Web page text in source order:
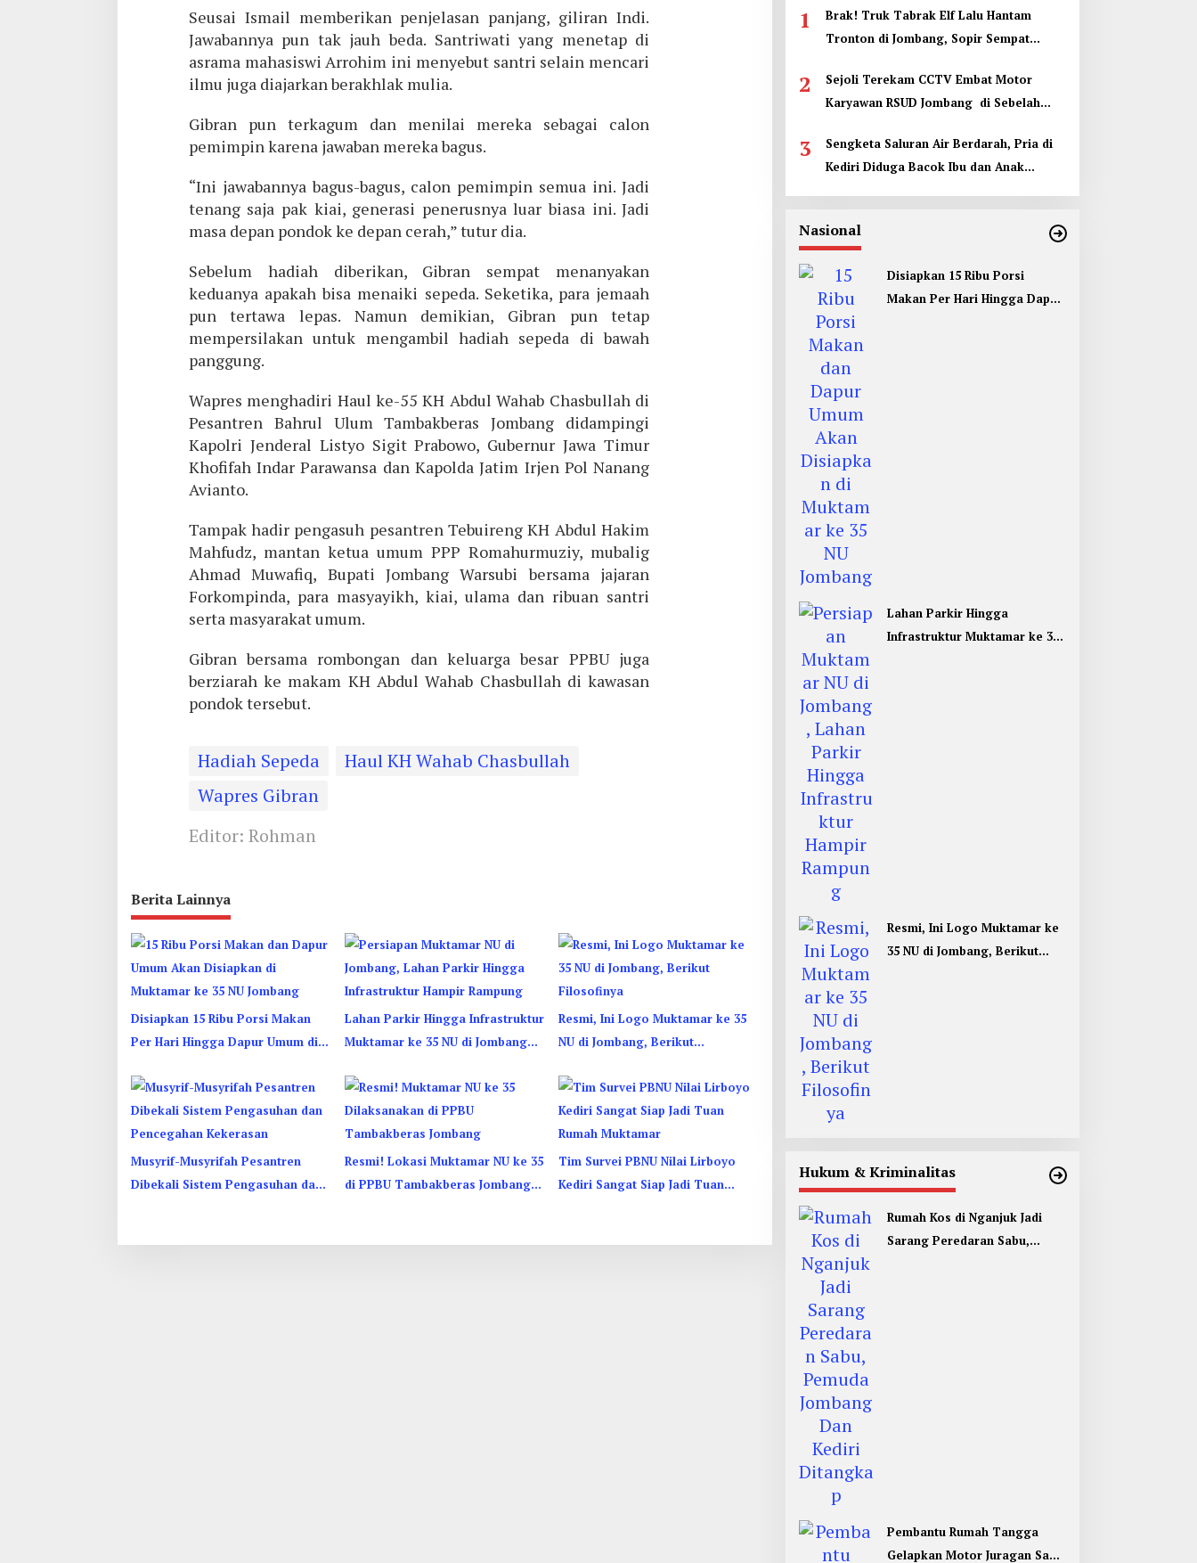
Seusai Ismail memberikan penjelasan panjang, giliran Indi.
Jawabannya pun tak jauh beda. Santriwati yang menetap di
asrama mahasiswi Arrohim ini menyebut santri selain mencari
ilmu juga diajarkan berakhlak mulia.
Gibran pun terkagum dan menilai mereka sebagai calon
pemimpin karena jawaban mereka bagus.
“Ini jawabannya bagus-bagus, calon pemimpin semua ini. Jadi
tenang saja pak kiai, generasi penerusnya luar biasa ini. Jadi
masa depan pondok ke depan cerah,” tutur dia.
Sebelum hadiah diberikan, Gibran sempat menanyakan
keduanya apakah bisa menaiki sepeda. Seketika, para jemaah
pun tertawa lepas. Namun demikian, Gibran pun tetap
mempersilakan untuk mengambil hadiah sepeda di bawah
panggung.
Wapres menghadiri Haul ke-55 KH Abdul Wahab Chasbullah di
Pesantren Bahrul Ulum Tambakberas Jombang didampingi
Kapolri Jenderal Listyo Sigit Prabowo, Gubernur Jawa Timur
Khofifah Indar Parawansa dan Kapolda Jatim Irjen Pol Nanang
Avianto.
Tampak hadir pengasuh pesantren Tebuireng KH Abdul Hakim
Mahfudz, mantan ketua umum PPP Romahurmuziy, mubalig
Ahmad Muwafiq, Bupati Jombang Warsubi bersama jajaran
Forkompinda, para masyayikh, kiai, ulama dan ribuan santri
serta masyarakat umum.
Gibran bersama rombongan dan keluarga besar PPBU juga
berziarah ke makam KH Abdul Wahab Chasbullah di kawasan
pondok tersebut.
Hadiah Sepeda
Haul KH Wahab Chasbullah
Wapres Gibran
Editor: Rohman
Berita Lainnya
Disiapkan 15 Ribu Porsi Makan
Per Hari Hingga Dapur Umum di
Lahan Parkir Hingga Infrastruktur
Muktamar ke 35 NU di Jombang
Resmi, Ini Logo Muktamar ke 35
NU di Jombang, Berikut
Musyrif-Musyrifah Pesantren
Dibekali Sistem Pengasuhan dan
Resmi! Lokasi Muktamar NU ke 35
di PPBU Tambakberas Jombang,
Tim Survei PBNU Nilai Lirboyo
Kediri Sangat Siap Jadi Tuan
1
Brak! Truk Tabrak Elf Lalu Hantam
Tronton di Jombang, Sopir Sempat
2
Sejoli Terekam CCTV Embat Motor
Karyawan RSUD Jombang di Sebelah
3
Sengketa Saluran Air Berdarah, Pria di
Kediri Diduga Bacok Ibu dan Anak
Nasional
Disiapkan 15 Ribu Porsi
Makan Per Hari Hingga Dapur
Lahan Parkir Hingga
Infrastruktur Muktamar ke 35
Resmi, Ini Logo Muktamar ke
35 NU di Jombang, Berikut
Hukum & Kriminalitas
Rumah Kos di Nganjuk Jadi
Sarang Peredaran Sabu,
Pembantu Rumah Tangga
Gelapkan Motor Juragan Sapi